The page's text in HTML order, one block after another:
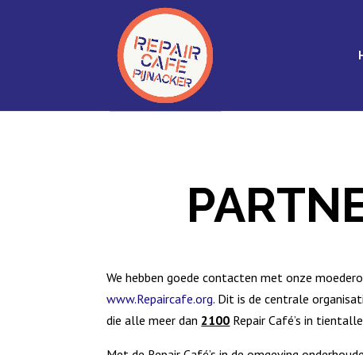
We hebben goede contacten met onze
www.Repaircafe.org. Dit is de centrale
die alle meer dan 2100 Repair Café’s in